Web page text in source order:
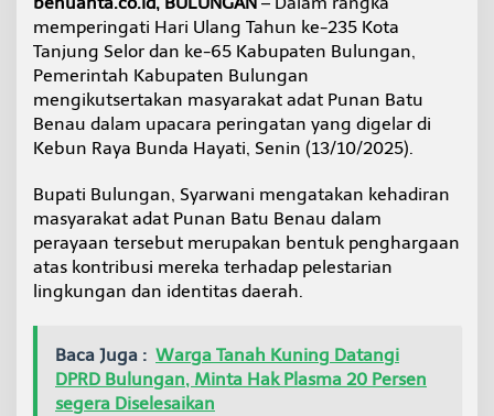
U
a
c
a
r
a
r
i
J
i
n
u
memperingati Hari Ulang Tahun ke-235 Kota
Tanjung Selor dan ke-65 Kabupaten Bulungan,
Pemerintah Kabupaten Bulungan
mengikutsertakan masyarakat adat Punan Batu
Benau dalam upacara peringatan yang digelar di
Kebun Raya Bunda Hayati, Senin (13/10/2025).
Bupati Bulungan, Syarwani mengatakan kehadiran
masyarakat adat Punan Batu Benau dalam
perayaan tersebut merupakan bentuk penghargaan
atas kontribusi mereka terhadap pelestarian
lingkungan dan identitas daerah.
Baca Juga : Warga Tanah Kuning Datangi
DPRD Bulungan, Minta Hak Plasma 20 Persen
segera Diselesaikan